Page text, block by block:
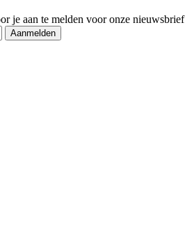
je aan te melden voor onze nieuwsbrief
Aanmelden